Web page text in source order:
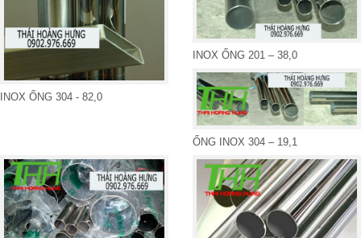
INOX ỐNG 304 - 82,0
INOX ỐNG 201 – 38,0
ỐNG INOX 304 – 19,1